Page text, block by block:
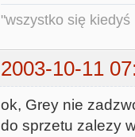
"wszystko się kiedyś
2003-10-11
ok, Grey nie
do sprzetu zalezy